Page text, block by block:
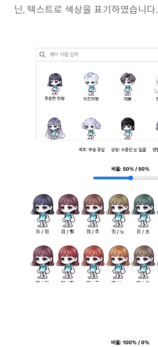
닌, 텍스트로 색상을 표기하였습니다.